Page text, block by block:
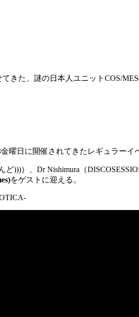
きた、謎の日本人ユニットCOS/MES
金曜日に開催されてきたレギュラー
ど)))）、Dr Nishimura（
をゲストに迎える。